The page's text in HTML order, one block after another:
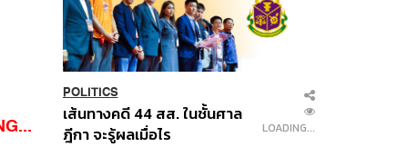
POLITICS
เส้นทางคดี 44 สส. ในชั้นศาล
ฎีกา จะรู้ผลเมื่อไร
LOADING...